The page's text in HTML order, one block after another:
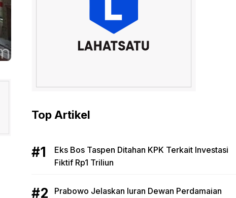
Top Artikel
Eks Bos Taspen Ditahan KPK Terkait Investasi
Fiktif Rp1 Triliun
Prabowo Jelaskan Iuran Dewan Perdamaian